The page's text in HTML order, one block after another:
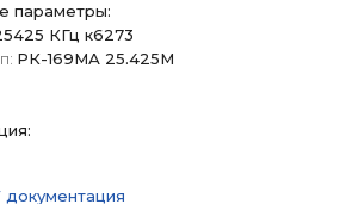
параметры:
КГц к6273
РК-169МА 25.425М
документация